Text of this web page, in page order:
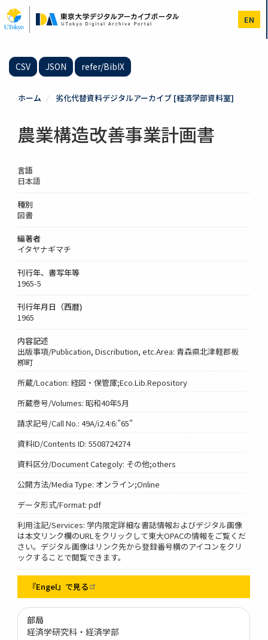
イ
ン
EN
CSV JSON refer/BibIX
ホーム 劣化代替資料デジタルアーカイブ [経済学部資料室]
農業構造改善事業計画書
言語
日本語
種別
図書
編著者
イタヤナギマチ
刊行年、書写年等
1965-5
刊行年月日（西暦)
1965
内容記述
出版事項/Publication, Discribution, etc.Area: 青森県北津軽郡板
栁町
所蔵/Location: 経図・保管庫;Eco.Lib.Repository
所蔵巻号/Volumes: 昭和40年5月
請求記号/Call No.: 49A/i2.4:6:"65"
資料ID/Contents ID: 5508724274
資料区分/Document Categoly: その他;others
公開方法/Media Type: オンライン;Online
データ形式/Format: pdf
利用注記/Services: 学内限定詳細な書誌情報およびデジタル画像
は本文リンク欄のURLをクリックして東大OPACの情報をご覧くだ
さい。デジタル画像はリンク先から登録番号横のアイコンをクリ
ックすることで閲覧できます。
『Engel』で見る
部局
経済学研究科・経済学部